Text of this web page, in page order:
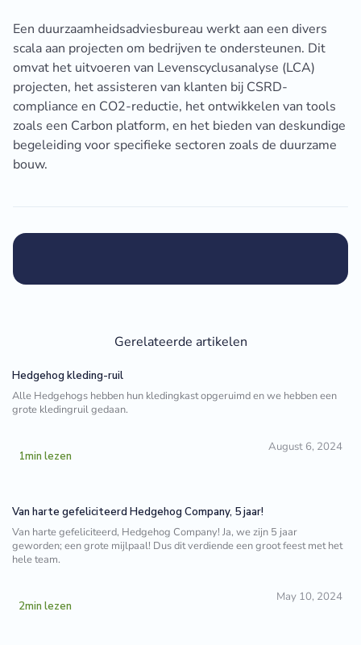
Een duurzaamheidsadviesbureau werkt aan een divers
scala aan projecten om bedrijven te ondersteunen. Dit
omvat het uitvoeren van Levenscyclusanalyse (LCA)
projecten, het assisteren van klanten bij CSRD-
compliance en CO2-reductie, het ontwikkelen van tools
zoals een Carbon platform, en het bieden van deskundige
begeleiding voor specifieke sectoren zoals de duurzame
bouw.
Gerelateerde artikelen
Hedgehog kleding-ruil
Alle Hedgehogs hebben hun kledingkast opgeruimd en we hebben een
grote kledingruil gedaan.
1min lezen
August 6, 2024
Van harte gefeliciteerd Hedgehog Company, 5 jaar!
Van harte gefeliciteerd, Hedgehog Company! Ja, we zijn 5 jaar
geworden; een grote mijlpaal! Dus dit verdiende een groot feest met het
hele team.
2min lezen
May 10, 2024